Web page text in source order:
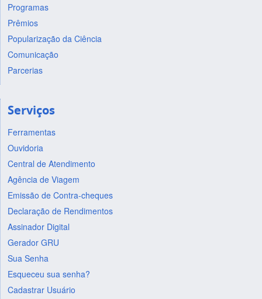
Programas
Prêmios
Popularização da Ciência
Comunicação
Parcerias
Serviços
Ferramentas
Ouvidoria
Central de Atendimento
Agência de Viagem
Emissão de Contra-cheques
Declaração de Rendimentos
Assinador Digital
Gerador GRU
Sua Senha
Esqueceu sua senha?
Cadastrar Usuário